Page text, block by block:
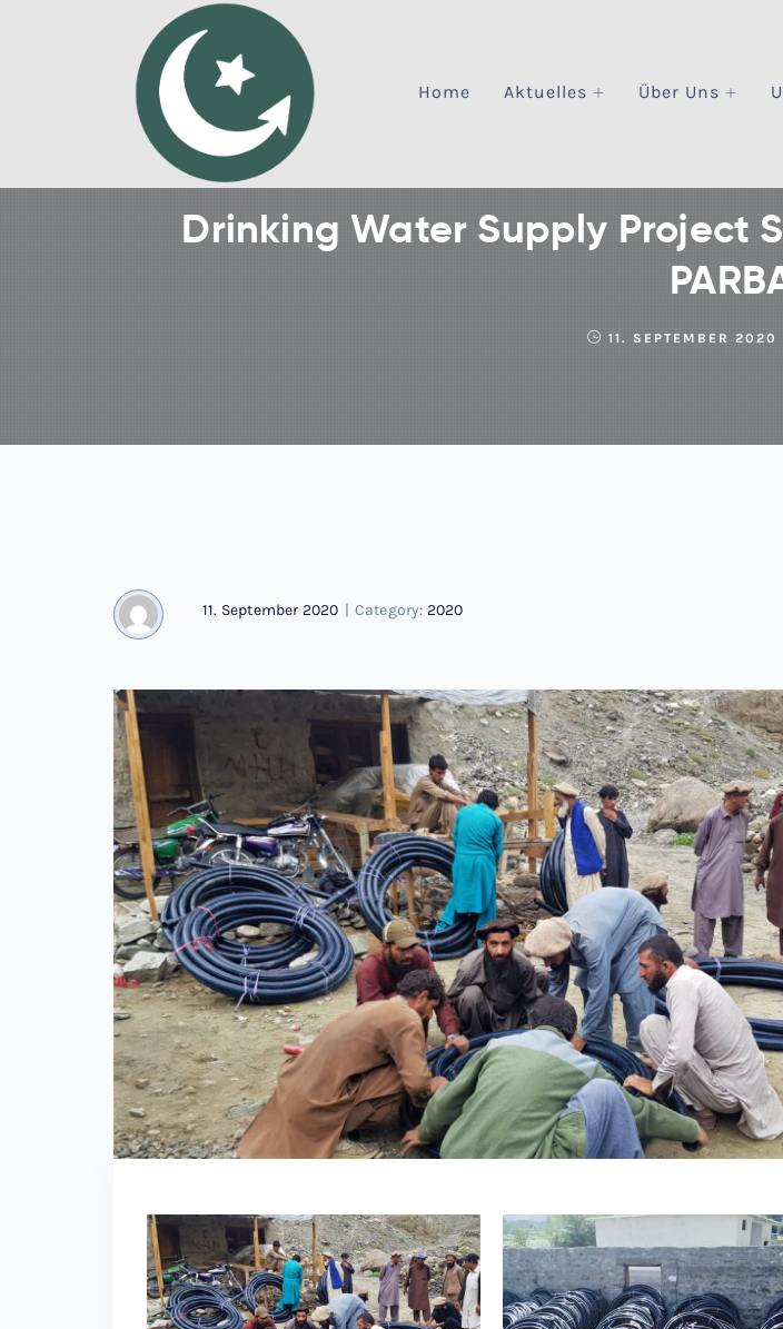
Home Aktuelles Über Uns
Drinking Water Supply Project
11. SEPTEMBER 2020
11. September 2020 | Category: 2020